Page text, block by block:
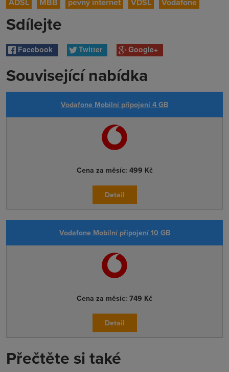
Sdílejte
Facebook Twitter Google+
Související nabídka
Vodafone Mobilní připojení 4 GB
Cena za měsíc: 499 Kč
Detail
Vodafone Mobilní připojení 10 GB
Cena za měsíc: 749 Kč
Detail
Přečtěte si také